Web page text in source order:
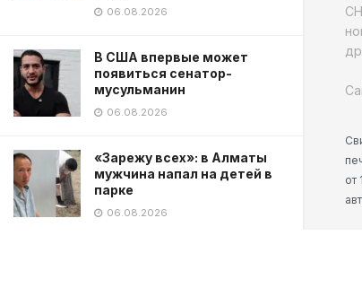
06.08.2026
В США впервые может
появиться сенатор-
мусульманин
06.08.2026
«Зарежу всех»: в Алматы
мужчина напал на детей в
парке
06.08.2026
от